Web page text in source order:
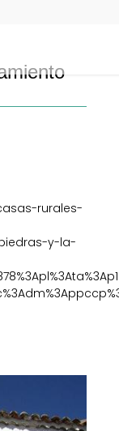
rurales-
y-la-